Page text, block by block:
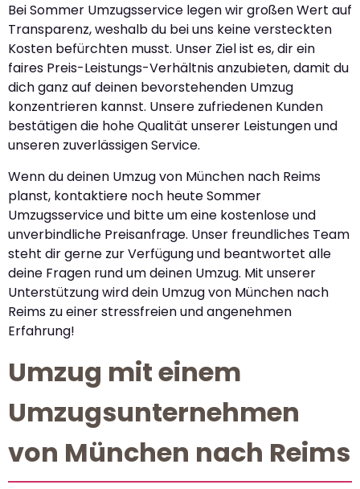
Bei Sommer Umzugsservice legen wir großen Wert auf
Transparenz, weshalb du bei uns keine versteckten
Kosten befürchten musst. Unser Ziel ist es, dir ein
faires Preis-Leistungs-Verhältnis anzubieten, damit du
dich ganz auf deinen bevorstehenden Umzug
konzentrieren kannst. Unsere zufriedenen Kunden
bestätigen die hohe Qualität unserer Leistungen und
unseren zuverlässigen Service.
Wenn du deinen Umzug von München nach Reims
planst, kontaktiere noch heute Sommer
Umzugsservice und bitte um eine kostenlose und
unverbindliche Preisanfrage. Unser freundliches Team
steht dir gerne zur Verfügung und beantwortet alle
deine Fragen rund um deinen Umzug. Mit unserer
Unterstützung wird dein Umzug von München nach
Reims zu einer stressfreien und angenehmen
Erfahrung!
Umzug mit einem
Umzugsunternehmen
von München nach Reims